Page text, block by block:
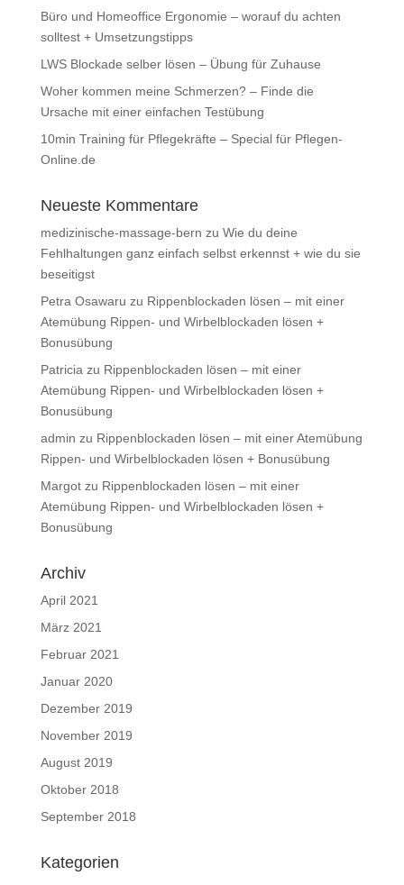
Büro und Homeoffice Ergonomie – worauf du achten
solltest + Umsetzungstipps
LWS Blockade selber lösen – Übung für Zuhause
Woher kommen meine Schmerzen? – Finde die
Ursache mit einer einfachen Testübung
10min Training für Pflegekräfte – Special für Pflegen-
Online.de
Neueste Kommentare
medizinische-massage-bern zu Wie du deine
Fehlhaltungen ganz einfach selbst erkennst + wie du sie
beseitigst
Petra Osawaru zu Rippenblockaden lösen – mit einer
Atemübung Rippen- und Wirbelblockaden lösen +
Bonusübung
Patricia zu Rippenblockaden lösen – mit einer
Atemübung Rippen- und Wirbelblockaden lösen +
Bonusübung
admin zu Rippenblockaden lösen – mit einer Atemübung
Rippen- und Wirbelblockaden lösen + Bonusübung
Margotzu Rippenblockaden lösen – mit einer
Atemübung Rippen- und Wirbelblockaden lösen +
Bonusübung
Archiv
April 2021
März 2021
Februar 2021
Januar 2020
Dezember 2019
November 2019
August 2019
Oktober 2018
September 2018
Kategorien